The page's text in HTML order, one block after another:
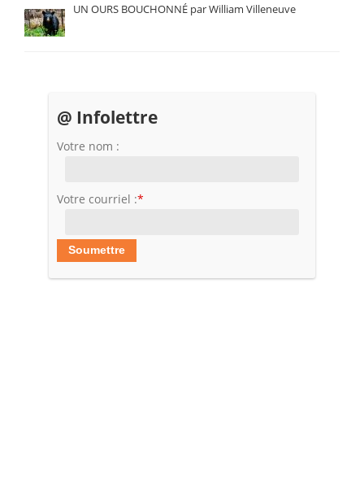
UN OURS BOUCHONNÉ par William Villeneuve
@ Infolettre
Votre nom :
Votre courriel :*